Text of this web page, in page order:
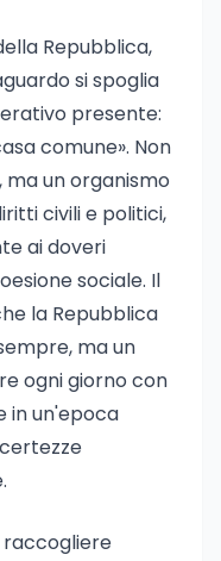
Repubblica,
si spoglia
presente:
comune». Non
un organismo
civili e politici,
ai doveri
sociale. Il
la Repubblica
ma un
ogni giorno con
in un'epoca
raccogliere